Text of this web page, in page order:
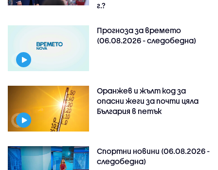
г.?
Прогноза за времето
(06.08.2026 - следобедна)
Оранжев и жълт код за
опасни жеги за почти цяла
България в петък
Спортни новини (06.08.2026 -
следобедна)